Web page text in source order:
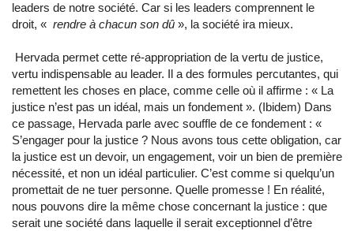
leaders de notre société. Car si les leaders comprennent le
droit, « rendre à chacun son dû », la société ira mieux.
Hervada permet cette ré-appropriation de la vertu de justice,
vertu indispensable au leader. Il a des formules percutantes, qui
remettent les choses en place, comme celle où il affirme : « La
justice n’est pas un idéal, mais un fondement ». (Ibidem) Dans
ce passage, Hervada parle avec souffle de ce fondement : «
S’engager pour la justice ? Nous avons tous cette obligation, car
la justice est un devoir, un engagement, voir un bien de première
nécessité, et non un idéal particulier. C’est comme si quelqu’un
promettait de ne tuer personne. Quelle promesse ! En réalité,
nous pouvons dire la même chose concernant la justice : que
serait une société dans laquelle il serait exceptionnel d’être